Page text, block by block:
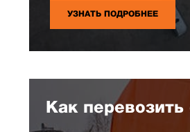
УЗНАТЬ ПОДРОБНЕЕ
Как